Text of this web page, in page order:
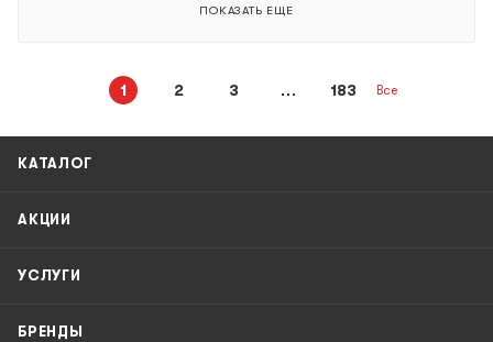
ПОКАЗАТЬ ЕЩЕ
1 2 3 183 Все
КАТАЛОГ
АКЦИИ
УСЛУГИ
БРЕНДЫ